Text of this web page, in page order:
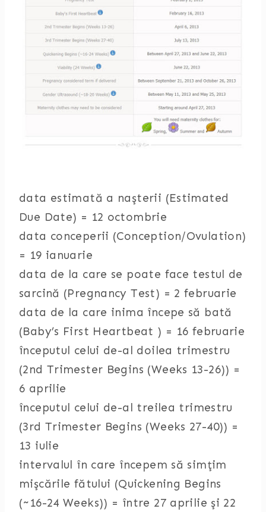
data estimată a naşterii (Estimated
Due Date) = 12 octombrie
data conceperii (Conception/Ovulation)
= 19 ianuarie
data de la care se poate face testul de
sarcină (Pregnancy Test) = 2 februarie
data de la care inima începe să bată
(Baby’s First Heartbeat ) = 16 februarie
începutul celui de-al doilea trimestru
(2nd Trimester Begins (Weeks 13-26)) =
6 aprilie
începutul celui de-al treilea trimestru
(3rd Trimester Begins (Weeks 27-40)) =
13 iulie
intervalul în care începem să simţim
mişcările fătului (Quickening Begins
(~16-24 Weeks)) = între 27 aprilie şi 22